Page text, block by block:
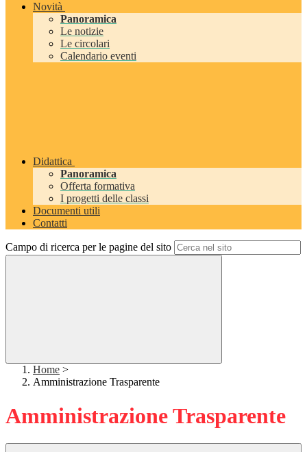
Novità
Panoramica
Le notizie
Le circolari
Calendario eventi
Didattica
Panoramica
Offerta formativa
I progetti delle classi
Documenti utili
Contatti
Campo di ricerca per le pagine del sito
Home >
Amministrazione Trasparente
Amministrazione Trasparente